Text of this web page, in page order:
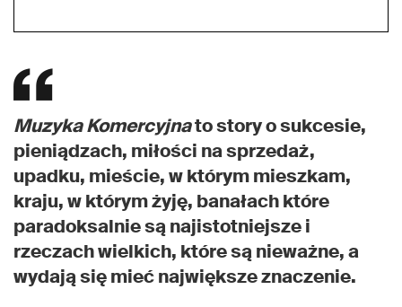
Muzyka Komercyjnato story o sukcesie,
pieniądzach, miłości na sprzedaż,
upadku, mieście, w którym mieszkam,
kraju, w którym żyję, banałach które
paradoksalnie są najistotniejsze i
rzeczach wielkich, które są nieważne, a
wydają się mieć największe znaczenie.